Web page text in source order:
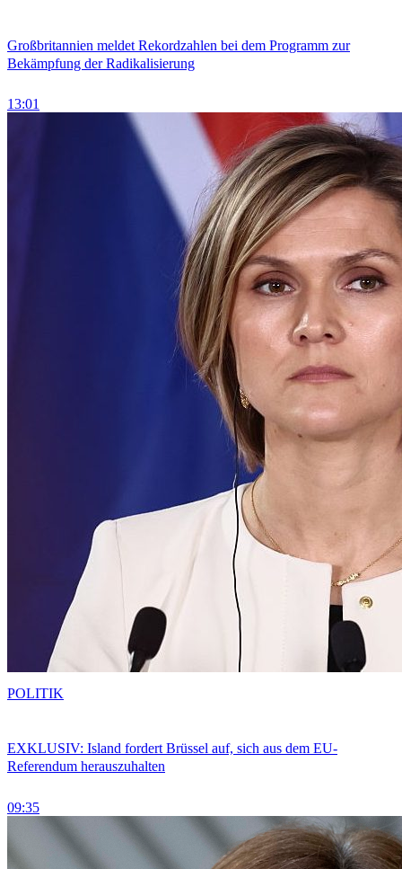
Großbritannien meldet Rekordzahlen bei dem Programm zur
Bekämpfung der Radikalisierung
13:01
EXKLUSIV: Island fordert Brüssel auf, sich aus dem EU-
Referendum herauszuhalten
09:35
POLITIK